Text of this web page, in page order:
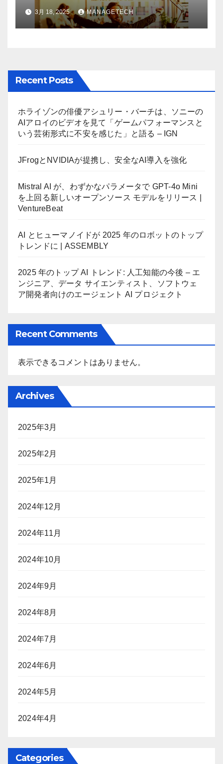
AI機能を削除したことにユーザ
ーが歓喜
3月 18, 2025 MANAGETECH
Recent Posts
ホライゾンの俳優アシュリー・バーチは、ソニーの
AIアロイのビデオを見て「ゲームパフォーマンスと
いう芸術形式に不安を感じた」と語る – IGN
JFrogとNVIDIAが提携し、安全なAI導入を強化
Mistral AI が、わずかなパラメータで GPT-4o Mini
を上回る新しいオープンソース モデルをリリース |
VentureBeat
AI とヒューマノイドが 2025 年のロボットのトップ
トレンドに | ASSEMBLY
2025 年のトップ AI トレンド: 人工知能の今後 – エ
ンジニア、データ サイエンティスト、ソフトウェ
ア開発者向けのエージェント AI プロジェクト
Recent Comments
表示できるコメントはありません。
Archives
2025年3月
2025年2月
2025年1月
2024年12月
2024年11月
2024年10月
2024年9月
2024年8月
2024年7月
2024年6月
2024年5月
2024年4月
Categories